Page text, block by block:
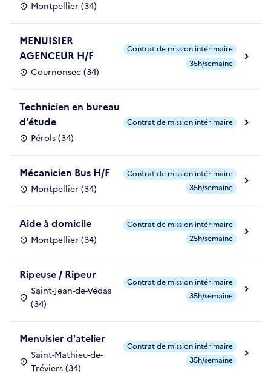
Montpellier (34)
MENUISIER
AGENCEUR H/F
Cournonsec (34)
Contrat de mission intérimaire
35h/semaine
Technicien en bureau
d'étude
Pérols (34)
Contrat de mission intérimaire
Mécanicien Bus H/F
Montpellier (34)
Contrat de mission intérimaire
35h/semaine
Aide à domicile
Montpellier (34)
Contrat de mission intérimaire
25h/semaine
Ripeuse / Ripeur
Saint-Jean-de-Védas
(34)
Contrat de mission intérimaire
35h/semaine
Menuisier d'atelier
Saint-Mathieu-de-
Tréviers (34)
Contrat de mission intérimaire
35h/semaine